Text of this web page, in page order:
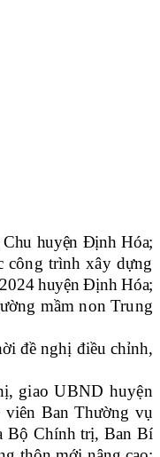
Chu huyện Định Hóa;
công trình xây dựng
huyện Định Hóa;
mầm non Trung
đề nghị điều chỉnh,
giao UBND huyện
Ban Thường vụ
Bộ Chính trị, Ban Bí